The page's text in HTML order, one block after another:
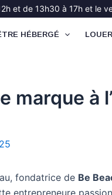
et de 13h30 à 17h et le
HÉBERGÉ
marque
fondatrice de Be
entrepreneure